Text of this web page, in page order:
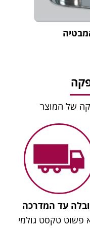
של המוצר
עד המדרכה
פשוט טקסט גולמי